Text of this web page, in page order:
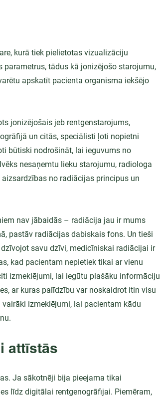
kurā tiek pielietotas vizualizāciju
tādus kā jonizējošo starojumu,
apskatīt pacienta organisma iekšējo
jonizējošais jeb rentgenstarojums,
un citās, speciālisti ļoti nopietni
būtiski nodrošināt, lai ieguvums no
nesaņemtu lieku starojumu, radiologa
no radiācijas principus un
nav jābaidās – radiācija jau ir mums
pastāv radiācijas dabiskais fons. Un tieši
savu dzīvi, medicīniskai radiācijai ir
kad pacientam nepietiek tikai ar vienu
izmeklējumi, lai iegūtu plašāku informāciju
ar kuras palīdzību var noskaidrot itin visu
izmeklējumi, lai pacientam kādu
attīstās
Ja sākotnēji bija pieejama tikai
līdz digitālai rentgenogrāfijai. Piemēram,